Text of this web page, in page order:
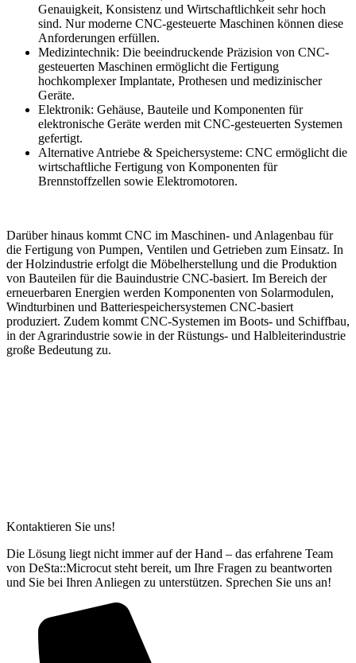
Genauigkeit, Konsistenz und Wirtschaftlichkeit sehr hoch
sind. Nur moderne CNC-gesteuerte Maschinen können diese
Anforderungen erfüllen.
Medizintechnik: Die beeindruckende Präzision von CNC-
gesteuerten Maschinen ermöglicht die Fertigung
hochkomplexer Implantate, Prothesen und medizinischer
Geräte.
Elektronik: Gehäuse, Bauteile und Komponenten für
elektronische Geräte werden mit CNC-gesteuerten Systemen
gefertigt.
Alternative Antriebe & Speichersysteme: CNC ermöglicht die
wirtschaftliche Fertigung von Komponenten für
Brennstoffzellen sowie Elektromotoren.
Darüber hinaus kommt CNC im Maschinen- und Anlagenbau für
die Fertigung von Pumpen, Ventilen und Getrieben zum Einsatz. In
der Holzindustrie erfolgt die Möbelherstellung und die Produktion
von Bauteilen für die Bauindustrie CNC-basiert. Im Bereich der
erneuerbaren Energien werden Komponenten von Solarmodulen,
Windturbinen und Batteriespeichersystemen CNC-basiert
produziert. Zudem kommt CNC-Systemen im Boots- und Schiffbau,
in der Agrarindustrie sowie in der Rüstungs- und Halbleiterindustrie
große Bedeutung zu.
Kontaktieren Sie uns!
Die Lösung liegt nicht immer auf der Hand – das erfahrene Team
von DeSta::Microcut steht bereit, um Ihre Fragen zu beantworten
und Sie bei Ihren Anliegen zu unterstützen. Sprechen Sie uns an!